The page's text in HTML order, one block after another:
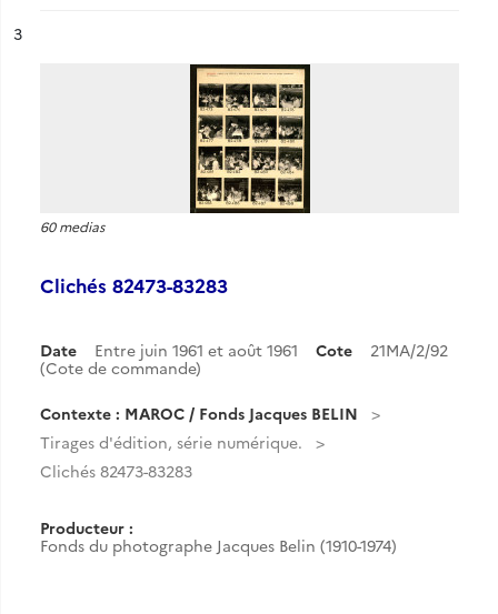
n°
3
60 medias
Clichés 82473-83283
Date Entre juin 1961 et août 1961 Cote
21MA/2/92
(Cote de commande)
Contexte : MAROC / Fonds Jacques BELIN
Tirages d'édition, série numérique.
Clichés 82473-83283
Producteur :
Fonds du photographe Jacques Belin (1910-1974)